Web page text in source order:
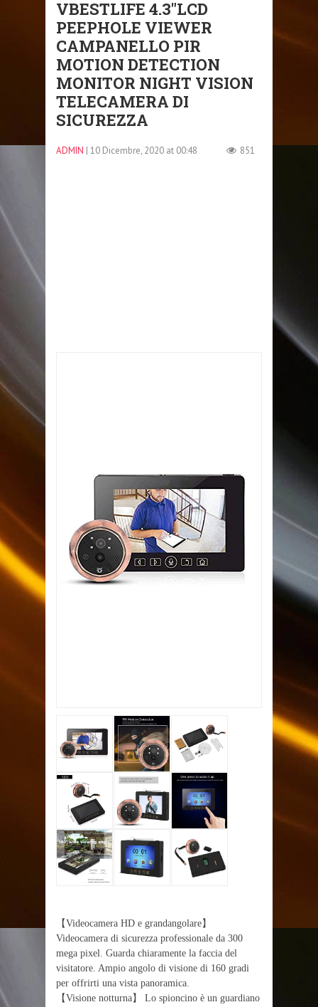
VBESTLIFE 4.3″LCD
PEEPHOLE VIEWER
CAMPANELLO PIR
MOTION DETECTION
MONITOR NIGHT VISION
TELECAMERA DI
SICUREZZA
ADMIN | 10 Dicembre, 2020 at 00:48 851
【Videocamera HD e grandangolare】
Videocamera di sicurezza professionale da 300
mega pixel. Guarda chiaramente la faccia del
visitatore. Ampio angolo di visione di 160 gradi
per offrirti una vista panoramica.
【Visione notturna】 Lo spioncino è un guardiano